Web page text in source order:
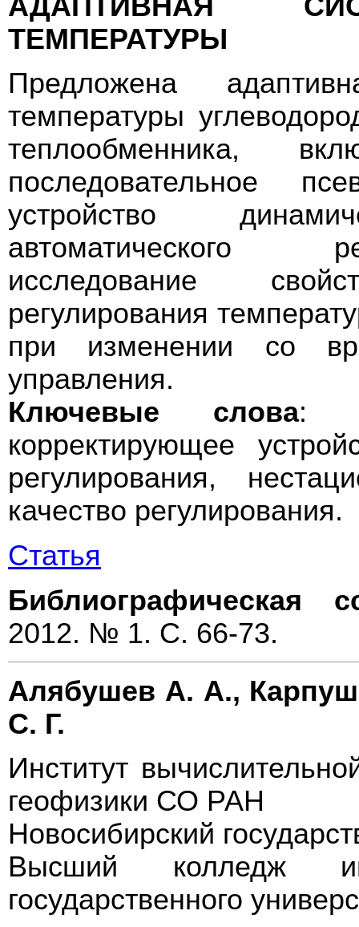
ТЕМПЕРАТУРЫ
Предложена
температуры
теплообменника,
последовательное
устройство
автоматического
исследование
регулирования
при изменении со
управления.
Ключевые слова:
корректирующее
регулирования,
качество регулирования.
Статья
Библиографическая
2012. № 1. С. 66-73.
Алябушев А. А.,
С. Г.
Институт
геофизики СО РАН
Новосибирский
Высший колледж
государственного